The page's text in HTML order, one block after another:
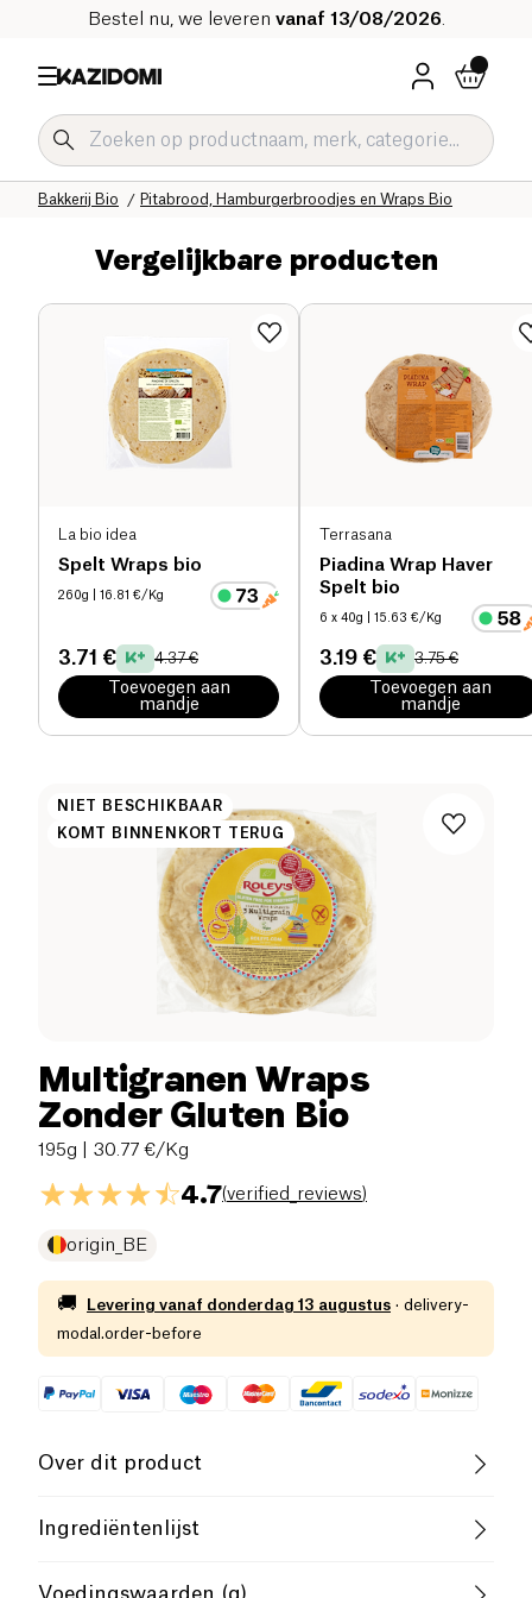
Bestel nu, we leveren vanaf 13/08/2026
Pitabrood, Hamburgerbroodjes en Wraps Bio
Bakkerij Bio
Zoute Kruidenierswaren Bio
Home
Vergelijkbare producten
La bio idea
Spelt Wraps bio
260g | 16.81 €/Kg
3.71 € 4.37 €
Toevoegen aan
mandje
Terrasana
Piadina Wrap Haver
Spelt bio
6 x 40g | 15.63 €/Kg
3.19 € 3.75 €
Toevoegen aan
mandje
NIET BESCHIKBAAR
KOMT BINNENKORT TERUG
Multigranen Wraps
Zonder Gluten Bio
195g | 30.77 €/Kg
4.7(verified_reviews)
origin_BE
🚚 Levering vanaf donderdag 13 augustus · delivery-
modal.order-before
Over dit product
Vegan Glutenvrij (ingrediënten)
Ingrediëntenlijst